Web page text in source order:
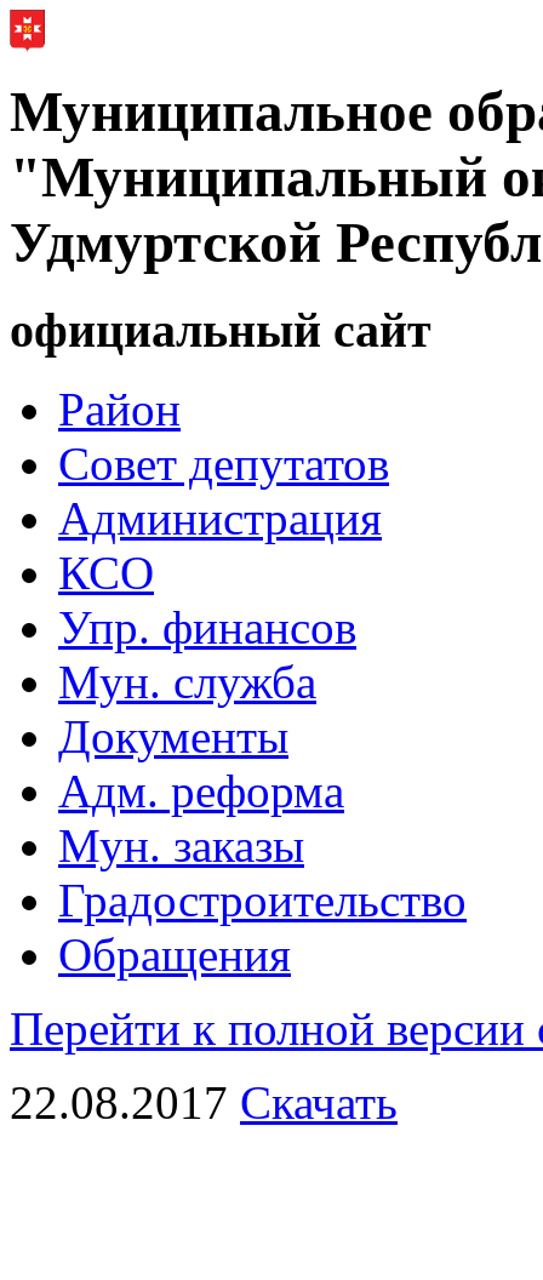
Муниципальное
"Муниципальный
Удмуртской
официальный сайт
Район
Совет депутатов
Администрация
КСО
Упр. финансов
Мун. служба
Документы
Адм. реформа
Мун. заказы
Градостроительство
Обращения
Перейти к полной версии
22.08.2017 Скачать